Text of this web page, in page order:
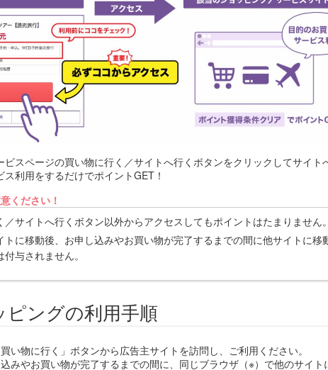
ビスページの買い物に行く／サイトへ行くボタンをクリックしてサイト
利用をするだけでポイントGET！
ください！
サイトへ行くボタン以外からアクセスしてもポイントはたまりません。
トに移動後、お申し込みやお買い物が完了するまでの間に他サイトに移
与されません。
ングの利用手順
い物に行く」ボタンから広告主サイトを訪問し、ご利用ください。
みやお買い物が完了するまでの間に、同じブラウザ（※）で他のサイト